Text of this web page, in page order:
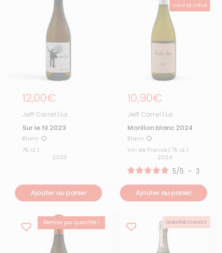
Prix régulier
12,00€
Jeff Carrel | La
Sur le fil 2023
Blanc Blanc
75 cL |
2023
Ajouter au panier
COUP DE CŒUR
Prix régulier
10,90€
Jeff Carrel | La
Morillon blanc 2024
Blanc Blanc
Vin de France | 75 cL |
2024
5/5 - 3
Ajouter au panier
Remise par quantité ! DERNIÈRE CHANCE